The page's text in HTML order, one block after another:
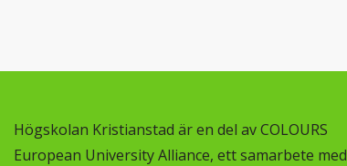
Högskolan Kristianstad är en del av COLOURS
European University Alliance, ett samarbete med